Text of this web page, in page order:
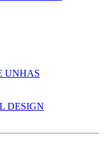
UNHAS
DESIGN